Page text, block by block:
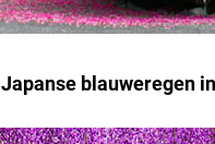
blauweregen